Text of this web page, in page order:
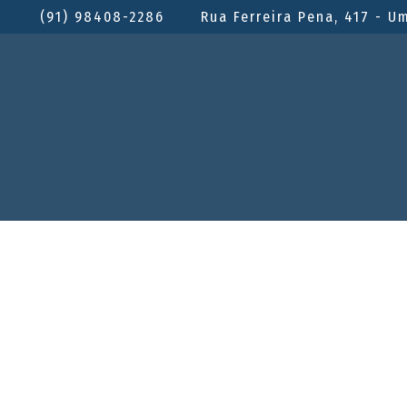
(91) 98408-2286 Rua Ferreira Pena, 417 -